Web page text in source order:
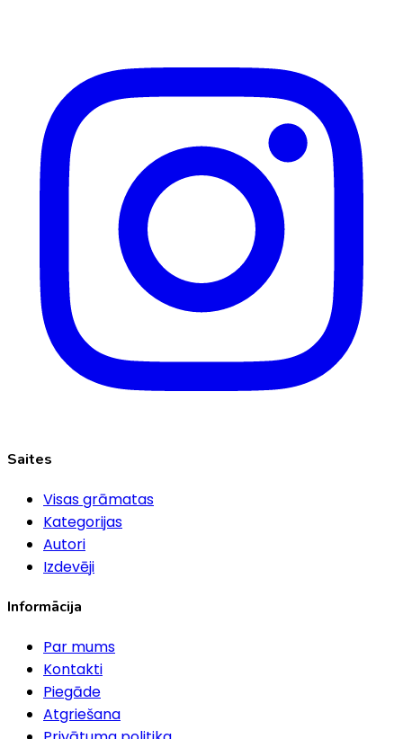
Saites
Visas grāmatas
Kategorijas
Autori
Izdevēji
Informācija
Par mums
Kontakti
Piegāde
Atgriešana